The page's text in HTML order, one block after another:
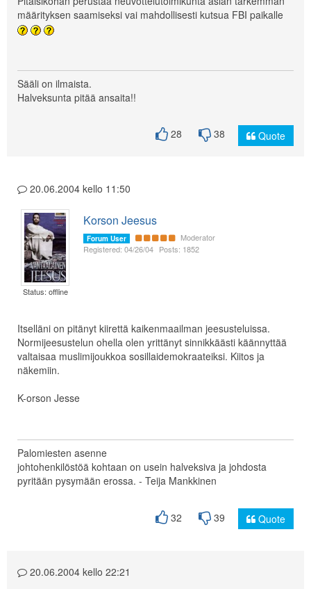
määrityksen saamiseksi vai mahdollisesti kutsua FBI paikalle
Sääli on ilmaista.
Halveksunta pitää ansaita!!
28 38 Quote
20.06.2004 kello 11:50
Status: offline
Korson Jeesus
Forum User
Moderator
Registered: 04/26/04 Posts: 1852
Itselläni on pitänyt kiirettä kaikenmaailman jeesusteluissa.
Normijeesustelun ohella olen yrittänyt sinnikkäästi käännyttää
valtaisaa muslimijoukkoa sosillaidemokraateiksi. Kiitos ja
näkemiin.
K-orson Jesse
Palomiesten asenne
johtohenkilöstöä kohtaan on usein halveksiva ja johdosta
pyritään pysymään erossa. - Teija Mankkinen
32 39 Quote
20.06.2004 kello 22:21